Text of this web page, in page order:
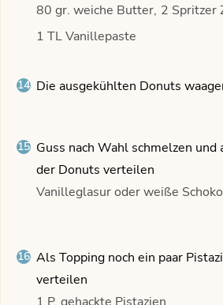
80 gr. weiche Butter, 2 Spritzer
1 TL Vanillepaste
Die ausgekühlten Donuts
Guss nach Wahl schmelzen und
der Donuts verteilen
Vanilleglasur oder weiße
Als Topping noch ein paar
verteilen